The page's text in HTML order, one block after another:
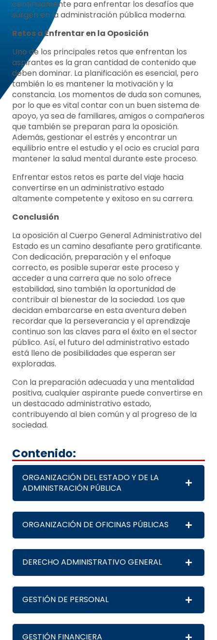
continuamente para enfrentar los desafíos que
surgen en la administración pública moderna.
Retos a Enfrentar en la Oposición
Uno de los principales retos que enfrentan los
aspirantes es la gran cantidad de contenido que
deben dominar. La planificación es esencial, pero
también lo es mantener la motivación y la
constancia. Los momentos de duda son comunes,
por lo que es vital contar con un buen sistema de
apoyo, ya sea de familiares, amigos o compañeros
que también se preparan para la oposición.
Además, gestionar el estrés y encontrar un
equilibrio entre el estudio y el ocio es crucial para
mantener la salud mental durante este proceso.
Enfrentar estos retos es parte del viaje hacia
convertirse en un administrativo estado
altamente competente y exitoso en su carrera.
Conclusión
La oposición al Cuerpo General Administrativo del
Estado es un camino desafiante pero gratificante.
Con dedicación, preparación y el enfoque
correcto, es posible superar este proceso y
acceder a una carrera que no solo ofrece
estabilidad, sino también la oportunidad de
contribuir al bienestar de la sociedad. Los que
decidan embarcarse en esta aventura deben
recordar que la perseverancia y el aprendizaje
continuo son las claves para el éxito en el sector
público. Así, el futuro del administrativo estado
está lleno de posibilidades que esperan ser
exploradas.
Con la preparación adecuada y una mentalidad
positiva, cualquier aspirante puede convertirse en
un destacado administrativo estado,
contribuyendo al bien común y al progreso de la
sociedad.
Contenido:
ORGANIZACIÓN DEL ESTADO Y DE LA
ADMINISTRACIÓN PÚBLICA
ORGANIZACIÓN DE OFICINAS PÚBLICAS
DERECHO ADMINISTRATIVO GENERAL
GESTIÓN DE PERSONAL
GESTIÓN FINANCIERA